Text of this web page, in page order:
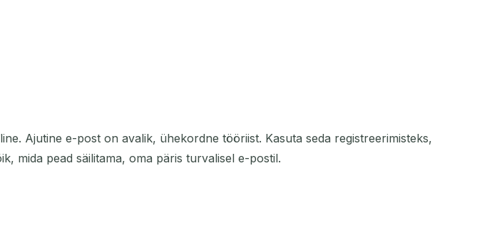
Ajutine e-post on avalik, ühekordne tööriist. Kasuta seda registreerimisteks,
mida pead säilitama, oma päris turvalisel e-postil.